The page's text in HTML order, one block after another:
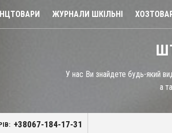
ЖУРНАЛИ ШКІЛЬНІ
У нас Ви знайдете будь-який
а
+38067-184-17-31